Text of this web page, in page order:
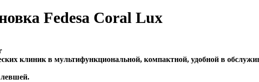
Fedesa Coral Lux
клиник в мультифункциональной, компактной, удобной в